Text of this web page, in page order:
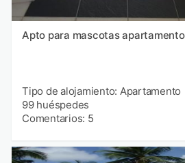
Apto para mascotas
Tipo de alojamiento: Apartamento
99 huéspedes
Comentarios: 5